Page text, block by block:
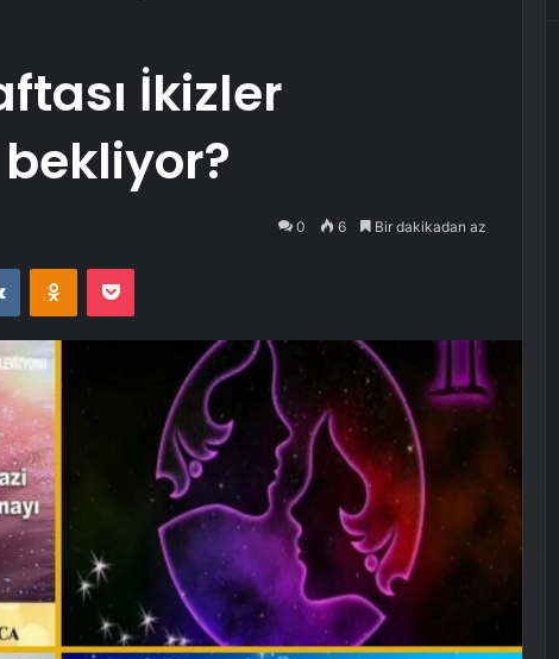
İkizler
0 6 Bir dakikadan az
VKontakteOdnoklassniki
Pocket